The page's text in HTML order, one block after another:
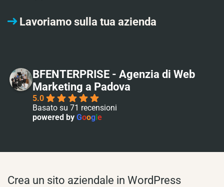
Lavoriamo sulla tua azienda
BFENTERPRISE - Agenzia di Web
Marketing a Padova
5.0
Basato su 71 recensioni
powered by Google
Crea un sito aziendale in WordPress